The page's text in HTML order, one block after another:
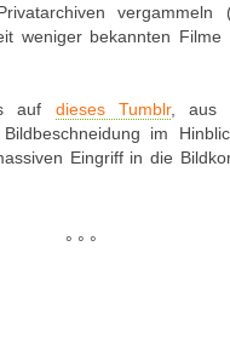
weniger bekannten
auf dieses Tumblr, aus
im
Eingriff in die
° ° °